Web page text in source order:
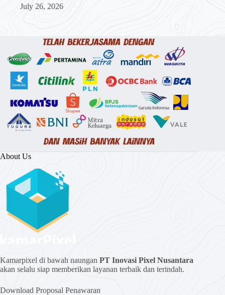
July 26, 2026
About Us
Kamarpixel di bawah naungan PT Inovasi Pixel Nusantara
akan selalu siap memberikan layanan terbaik dan terindah.
Download Proposal Penawaran